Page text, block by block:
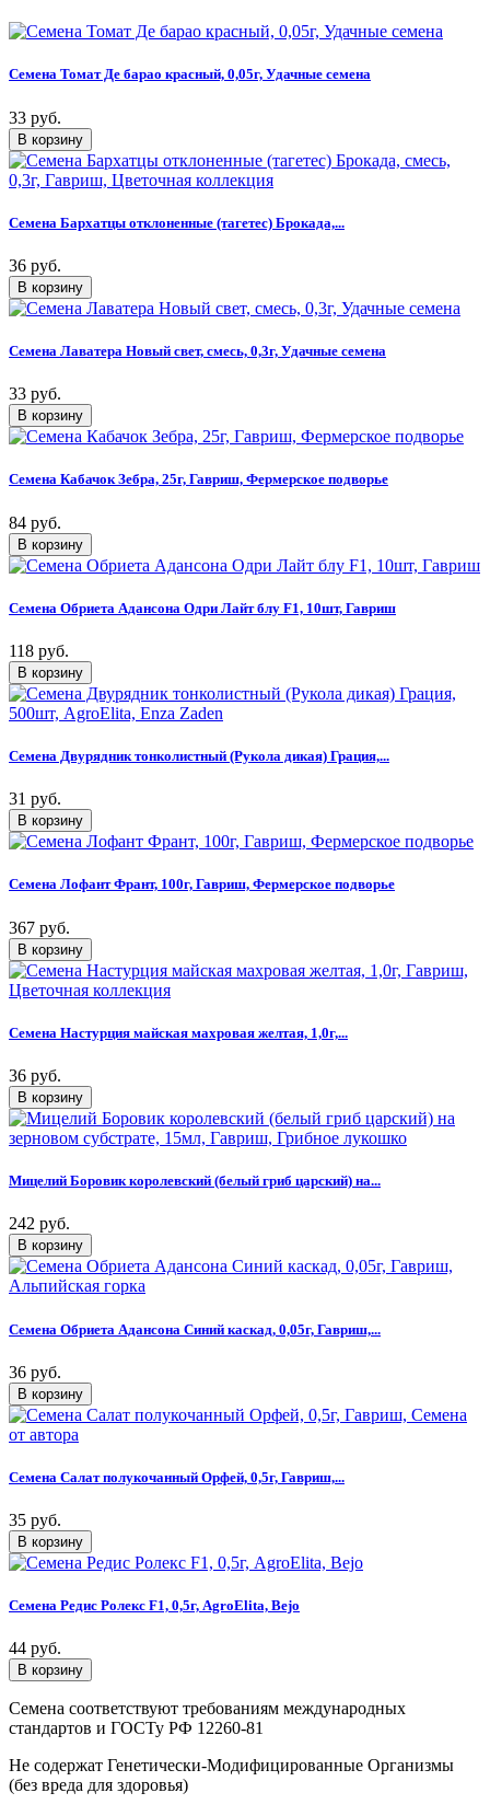
Семена Томат Де барао красный, 0,05г, Удачные семена
33 руб.
Семена Бархатцы отклоненные (тагетес) Брокада,...
36 руб.
Семена Лаватера Новый свет, смесь, 0,3г, Удачные семена
33 руб.
Семена Кабачок Зебра, 25г, Гавриш, Фермерское подворье
84 руб.
Семена Обриета Адансона Одри Лайт блу F1, 10шт, Гавриш
118 руб.
Семена Двурядник тонколистный (Рукола дикая) Грация,...
31 руб.
Семена Лофант Франт, 100г, Гавриш, Фермерское подворье
367 руб.
Семена Настурция майская махровая желтая, 1,0г,...
36 руб.
Мицелий Боровик королевский (белый гриб царский) на...
242 руб.
Семена Обриета Адансона Синий каскад, 0,05г, Гавриш,...
36 руб.
Семена Салат полукочанный Орфей, 0,5г, Гавриш,...
35 руб.
Семена Редис Ролекс F1, 0,5г, AgroElita, Bejo
44 руб.
Семена соответствуют требованиям международных
стандартов и ГОСТу РФ 12260-81
Не содержат Генетически-Модифицированные Организмы
(без вреда для здоровья)